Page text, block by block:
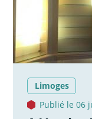
Limoges
Publié le 06